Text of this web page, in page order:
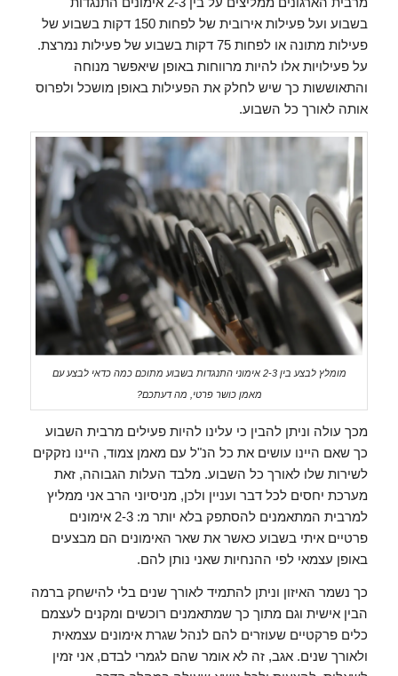
בשבוע ועל פעילות אירובית של לפחות 150 דקות בשבוע של
פעילות מתונה או לפחות 75 דקות בשבוע של פעילות נמרצת.
על פעילויות אלו להיות מרווחות באופן שיאפשר מנוחה
והתאוששות כך שיש לחלק את הפעילות באופן מושכל ולפרוס
אותה לאורך כל השבוע.
מומלץ לבצע בין 2-3 אימוני התנגדות בשבוע מתוכם כמה כדאי לבצע עם
מאמן כושר פרטי, מה דעתכם?
מכך עולה וניתן להבין כי עלינו להיות פעילים מרבית השבוע
כך שאם היינו עושים את כל הנ"ל עם מאמן צמוד, היינו נזקקים
לשירות שלו לאורך כל השבוע. מלבד העלות הגבוהה, זאת
מערכת יחסים לכל דבר ועניין ולכן, מניסיוני הרב אני ממליץ
למרבית המתאמנים להסתפק בלא יותר מ: 2-3 אימונים
פרטיים איתי בשבוע כאשר את שאר האימונים הם מבצעים
באופן עצמאי לפי ההנחיות שאני נותן להם.
כך נשמר האיזון וניתן להתמיד לאורך שנים בלי להישחק ברמה
הבין אישית וגם מתוך כך שמתאמנים רוכשים ומקנים לעצמם
כלים פרקטיים שעוזרים להם לנהל שגרת אימונים עצמאית
ולאורך שנים. אגב, זה לא אומר שהם לגמרי לבדם, אני זמין